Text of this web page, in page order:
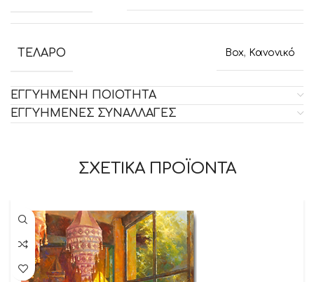
ΤΕΛΑΡΟ Box, Κανονικό
ΕΓΓΥΗΜΕΝΗ ΠΟΙΟΤΗΤΑ
ΕΓΓΥΗΜΕΝΕΣ ΣΥΝΑΛΛΑΓΕΣ
ΣΧΕΤΙΚΑ ΠΡΟΪΟΝΤΑ